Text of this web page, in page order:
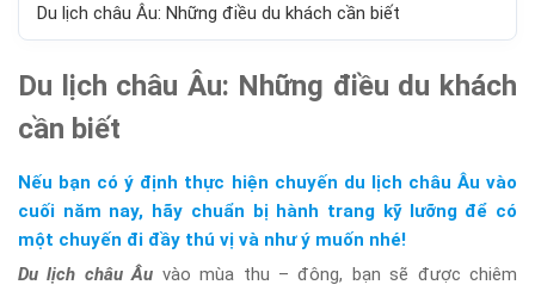
Du lịch châu Âu: Những điều du khách cần biết
Du lịch châu Âu: Những điều du khách
cần biết
Nếu bạn có ý định thực hiện chuyến du lịch châu Âu vào
cuối năm nay, hãy chuẩn bị hành trang kỹ lưỡng để có
một chuyến đi đầy thú vị và như ý muốn nhé!
Du lịch châu Âu vào mùa thu – đông, bạn sẽ được chiêm